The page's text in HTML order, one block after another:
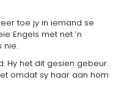
toe jy in iemand se
En­gels met net ’n
nie.
Hy het dit gesien gebeur.
omdat sy haar aan hom